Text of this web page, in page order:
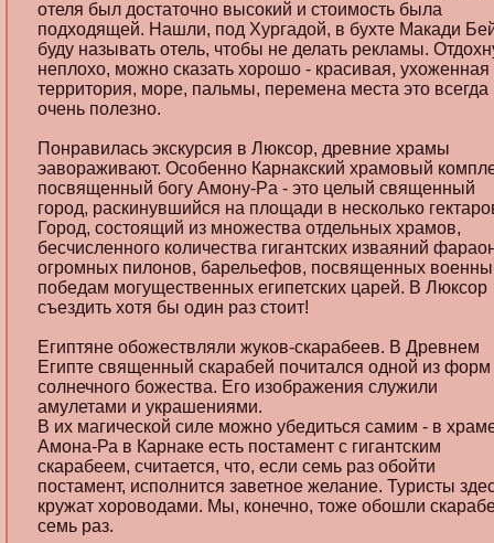
отеля был достаточно высокий и стоимость была
подходящей. Нашли, под Хургадой, в бухте Макади
буду называть отель, чтобы не делать рекламы.
неплохо, можно сказать хорошо - красивая, ухоженная
территория, море, пальмы, перемена места это всегда
очень полезно.
Понравилась экскурсия в Люксор, древние храмы
эавораживают. Особенно Карнакский храмовый
посвященный богу Амону-Pa - это целый священный
город, раскинувшийся на площади в несколько
Город, состоящий из множества отдельных храмов,
бесчисленного количества гигантских изваяний
огромных пилонов, барельефов, посвященных
победам могущественных египетских царей. В Люксор
съездить хотя бы один раз стоит!
Египтяне обожествляли жуков-скарабеев. В Древнем
Египте священный скарабей почитался одной из форм
солнечного божества. Его изображения служили
амулетами и украшениями.
В их магической силе можно убедиться самим - в
Амона-Ра в Карнаке есть постамент с гигантским
скарабеем, считается, что, если семь раз обойти
постамент, исполнится заветное желание. Туристы
кружат хороводами. Мы, конечно, тоже обошли
семь раз.